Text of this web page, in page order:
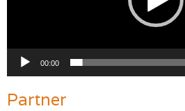
00:00
Partner